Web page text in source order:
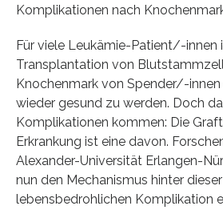
Komplikationen nach
Für viele Leukämie-Patient/-innen
Transplantation von
Knochenmark von Spender/-innen
wieder gesund zu werden. Doch
Komplikationen kommen: Die
Erkrankung ist eine davon.
Alexander-Universität Erlangen-
nun den Mechanismus hinter
lebensbedrohlichen Komplikation